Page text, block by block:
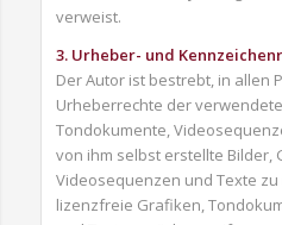
verweist.
3. Urheber- und
Der Autor ist bestrebt, in allen
Urheberrechte der
Tondokumente,
von ihm selbst erstellte Bilder,
Videosequenzen und Texte
lizenzfreie Grafiken,